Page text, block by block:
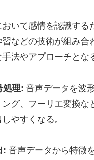
いて感情を認識する
習などの技術が組み
法やアプローチとな
処理: 音声データを波
ング、フーリエ変換
やすくなる。
: 音声データから特徴